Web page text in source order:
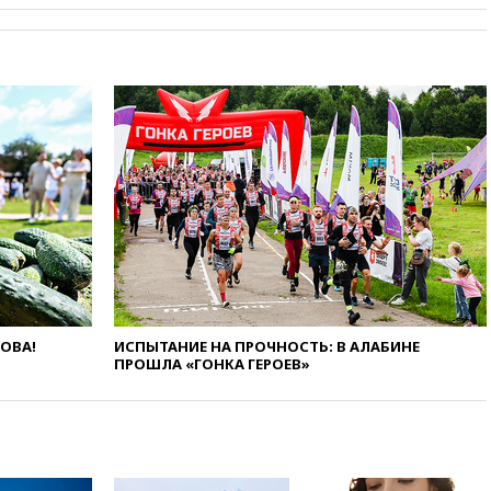
катера и лодки под Самарой
погибли два человека
«Новороссия» восстановлено
09:55Силы ПВО перехватили
за утро 85 БПЛА над
территорией РФ
09:25Ильский НПЗ на Кубани
загорелся после падения
обломков дрона
08:57Собянин сообщил о
девяти БПЛА, сбитых на
подлете к Москве
400 БПЛА над российскими
07:30
Нигерия стала
ИСПЫТАНИЕ НА ПРОЧНОСТЬ: В АЛАБИНЕ
ПРОШЛА «ГОНКА ГЕРОЕВ»